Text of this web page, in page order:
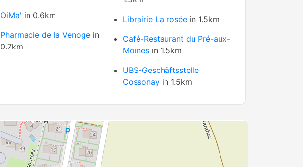
OiMa' in 0.6km
Pharmacie de la Venoge in
0.7km
Librairie La rosée in 1.5km
Café-Restaurant du Pré-aux-
Moines in 1.5km
UBS-Geschäftsstelle
Cossonay in 1.5km